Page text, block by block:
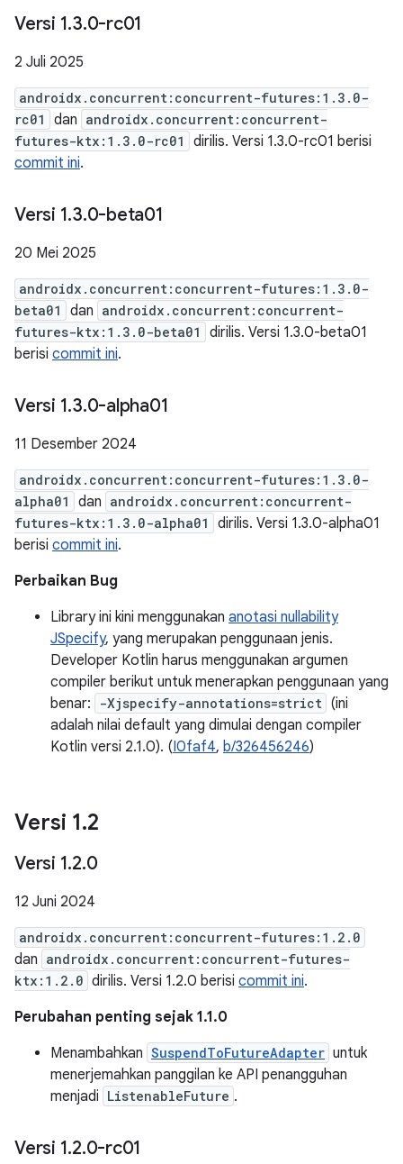
Versi 1.3.0-rc01
2 Juli 2025
androidx.concurrent:concurrent-futures:1.3.0-
rc01
dan androidx.concurrent:concurrent-
futures-ktx:1.3.0-rc01
dirilis. Versi 1.3.0-rc01 berisi
commit ini.
Versi 1.3.0-beta01
20 Mei 2025
androidx.concurrent:concurrent-futures:1.3.0-
beta01
dan androidx.concurrent:concurrent-
futures-ktx:1.3.0-beta01
dirilis. Versi 1.3.0-beta01
berisi commit ini.
Versi 1.3.0-alpha01
11 Desember 2024
androidx.concurrent:concurrent-futures:1.3.0-
alpha01
dan androidx.concurrent:concurrent-
futures-ktx:1.3.0-alpha01
dirilis. Versi 1.3.0-alpha01
berisi commit ini.
Perbaikan Bug
Library ini kini menggunakan anotasi nullability
JSpecify, yang merupakan penggunaan jenis.
Developer Kotlin harus menggunakan argumen
compiler berikut untuk menerapkan penggunaan yang
benar:
-Xjspecify-annotations=strict (ini
adalah nilai default yang dimulai dengan compiler
Kotlin versi 2.1.0). (I0faf4, b/326456246)
Versi 1.2
Versi 1.2.0
12 Juni 2024
androidx.concurrent:concurrent-futures:1.2.0
dan androidx.concurrent:concurrent-futures-
ktx:1.2.0 dirilis. Versi 1.2.0 berisi commit ini.
Perubahan penting sejak 1.1.0
Menambahkan SuspendToFutureAdapter untuk
menerjemahkan panggilan ke API penangguhan
menjadi ListenableFuture .
Versi 1.2.0-rc01